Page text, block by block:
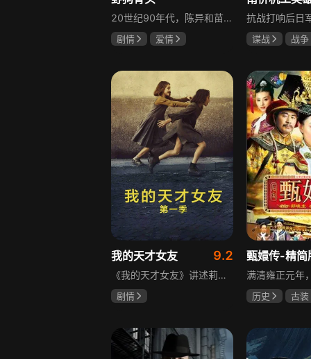
20世纪90年代，陈异和苗靖因父母相识结缘，从充满敌意到彼此依靠，后因家庭变故不得不相依为命。大学时苗靖告白，陈异却因纵火案逼她离开藤城。多年后重逢，陈异为保护苗靖以身入局，两人并肩对抗走私团伙，最终陈异告白，两人终成眷属。
剧情
爱情
谍战
战争
我的天才女友 9.2
《我的天才女友》讲述莉拉和莱侬这对好朋友的童年与少年时代。故事从友情开始，描绘女性友情的微妙变化——她们相互支持、妒忌和猜疑，又不断向外拓展，在与外部世界的试探中为自己塑形。莉拉聪明漂亮，莱侬羡慕她的天赋与决断力，两人都视对方为隐秘镜子，暗暗角力，展现女性成长中的复杂关系与自我探寻。
剧情
玛格丽塔·马祖可
甄嬛传-精简
历史
古装